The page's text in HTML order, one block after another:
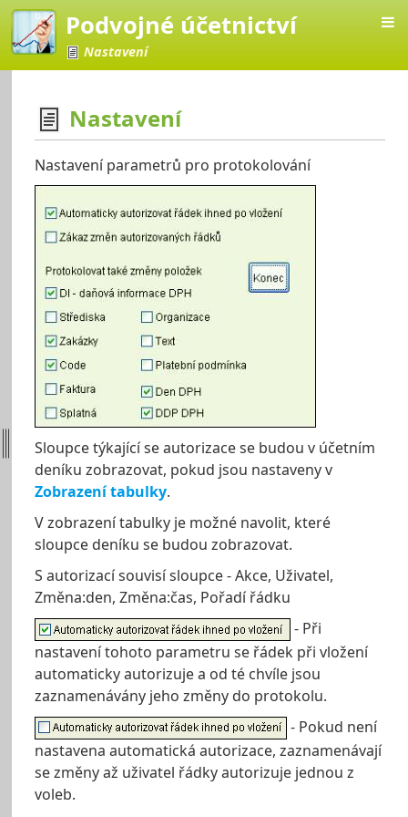
Podvojné účetnictví
Nastavení
Nastavení
Nastavení parametrů pro protokolování
Sloupce týkající se autorizace se budou v účetním
deníku zobrazovat, pokud jsou nastaveny v
Zobrazení tabulky.
V zobrazení tabulky je možné navolit, které
sloupce deníku se budou zobrazovat.
S autorizací souvisí sloupce - Akce, Uživatel,
Změna:den, Změna:čas, Pořadí řádku
- Při
nastavení tohoto parametru se řádek při vložení
automaticky autorizuje a od té chvíle jsou
zaznamenávány jeho změny do protokolu.
- Pokud není
nastavena automatická autorizace, zaznamenávají
se změny až uživatel řádky autorizuje jednou z
voleb.